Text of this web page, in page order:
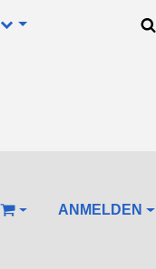
WARENKORBANMELDEN